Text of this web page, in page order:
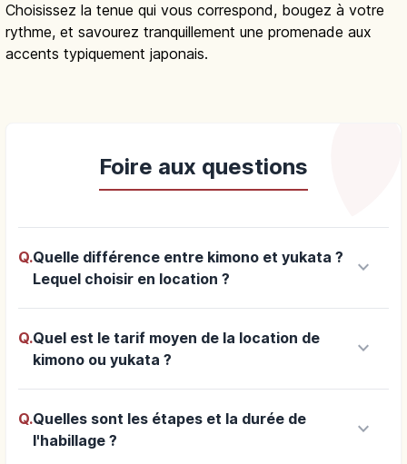
Choisissez la tenue qui vous correspond, bougez à votre
rythme, et savourez tranquillement une promenade aux
accents typiquement japonais.
Foire aux questions
Q.Quelle différence entre kimono et yukata ?
Lequel choisir en location ?
keyboard_arrow_down
Q.Quel est le tarif moyen de la location de
kimono ou yukata ?
keyboard_arrow_down
Q.Quelles sont les étapes et la durée de
l'habillage ?
keyboard_arrow_down